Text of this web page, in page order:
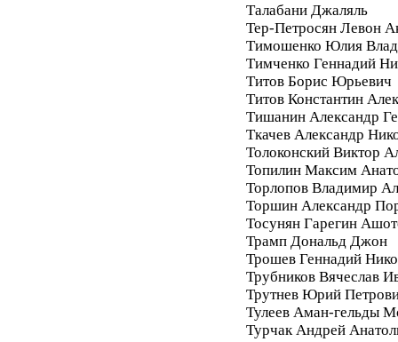
Талабани Джаляль
Тер-Петросян Левон
Тимошенко Юлия
Тимченко Геннадий
Титов Борис Юрьевич
Титов Константин
Тишанин Александр
Ткачев Александр
Толоконский Виктор
Топилин Максим
Торлопов Владимир
Торшин Александр
Тосунян Гарегин
Трамп Дональд Джон
Трошев Геннадий
Трубников Вячеслав
Трутнев Юрий
Тулеев Аман-гельды
Турчак Андрей